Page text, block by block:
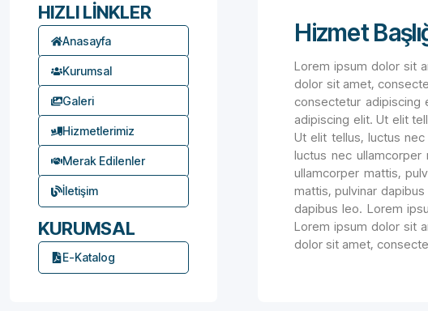
HIZLI LİNKLER
Anasayfa
Kurumsal
Galeri
Hizmetlerimiz
Merak Edilenler
İletişim
KURUMSAL
E-Katalog
Hizmet
Lorem ipsum dolor sit
dolor sit amet,
consectetur adipiscing
adipiscing elit. Ut elit
Ut elit tellus, luctus
luctus nec
ullamcorper mattis,
mattis, pulvinar
dapibus leo. Lorem
Lorem ipsum dolor sit
dolor sit amet,